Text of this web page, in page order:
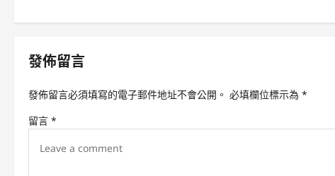
t
n
a
v
i
發佈留言
發佈留言必須填寫的電子郵件地址不會公開。 必填欄位標示為 *
留言 *